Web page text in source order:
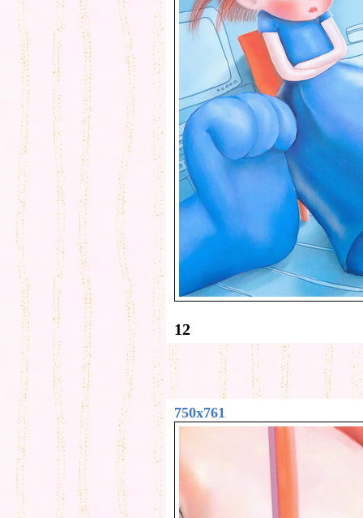
12
750x761